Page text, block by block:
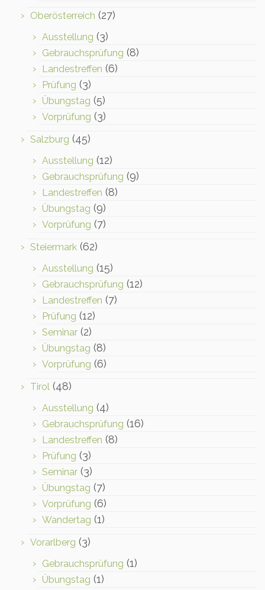
Oberösterreich (27)
Ausstellung (3)
Gebrauchsprüfung (8)
Landestreffen (6)
Prüfung (3)
Übungstag (5)
Vorprüfung (3)
Salzburg (45)
Ausstellung (12)
Gebrauchsprüfung (9)
Landestreffen (8)
Übungstag (9)
Vorprüfung (7)
Steiermark (62)
Ausstellung (15)
Gebrauchsprüfung (12)
Landestreffen (7)
Prüfung (12)
Seminar (2)
Übungstag (8)
Vorprüfung (6)
Tirol (48)
Ausstellung (4)
Gebrauchsprüfung (16)
Landestreffen (8)
Prüfung (3)
Seminar (3)
Übungstag (7)
Vorprüfung (6)
Wandertag (1)
Vorarlberg (3)
Gebrauchsprüfung (1)
Übungstag (1)